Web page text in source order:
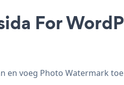
For
en voeg Photo Watermark